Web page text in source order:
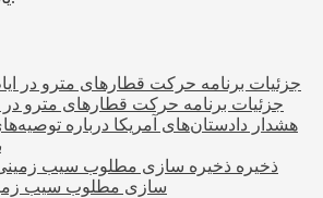
جزئیات برنامه حرکت قطارهای مترو در ایام
هشدار دادستان‌های آمریکا درباره
ذخیره
سازی مطلوب سیب